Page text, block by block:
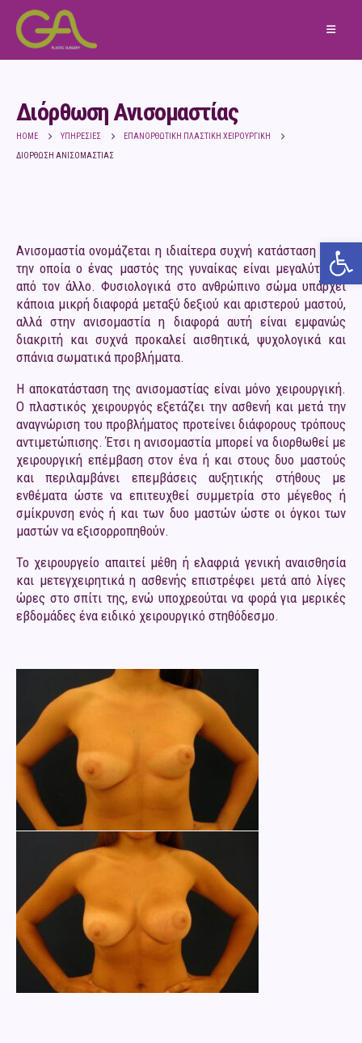
Διόρθωση Ανισομαστίας
HOME ΥΠΗΡΕΣΊΕΣ
ΕΠΑΝΟΡΘΩΤΙΚΉ ΠΛΑΣΤΙΚΉ ΧΕΙΡΟΥΡΓΙΚΉ
ΔΙΌΡΘΩΣΗ ΑΝΙΣΟΜΑΣΤΊΑΣ
Ανισομαστία ονομάζεται η ιδιαίτερα συχνή κατάσταση κατά
την οποία ο ένας μαστός της γυναίκας είναι μεγαλύτερος
από τον άλλο. Φυσιολογικά στο ανθρώπινο σώμα υπάρχει
κάποια μικρή διαφορά μεταξύ δεξιού και αριστερού μαστού,
αλλά στην ανισομαστία η διαφορά αυτή είναι εμφανώς
διακριτή και συχνά προκαλεί αισθητικά, ψυχολογικά και
σπάνια σωματικά προβλήματα.
Η αποκατάσταση της ανισομαστίας είναι μόνο χειρουργική.
Ο πλαστικός χειρουργός εξετάζει την ασθενή και μετά την
αναγνώριση του προβλήματος προτείνει διάφορους τρόπους
αντιμετώπισης. Έτσι η ανισομαστία μπορεί να διορθωθεί με
χειρουργική επέμβαση στον ένα ή και στους δυο μαστούς
και περιλαμβάνει επεμβάσεις αυξητικής στήθους με
ενθέματα ώστε να επιτευχθεί συμμετρία στο μέγεθος ή
σμίκρυνση ενός ή και των δυο μαστών ώστε οι όγκοι των
μαστών να εξισορροπηθούν.
Το χειρουργείο απαιτεί μέθη ή ελαφριά γενική αναισθησία
και μετεγχειρητικά η ασθενής επιστρέφει μετά από λίγες
ώρες στο σπίτι της, ενώ υποχρεούται να φορά για μερικές
εβδομάδες ένα ειδικό χειρουργικό στηθόδεσμο.